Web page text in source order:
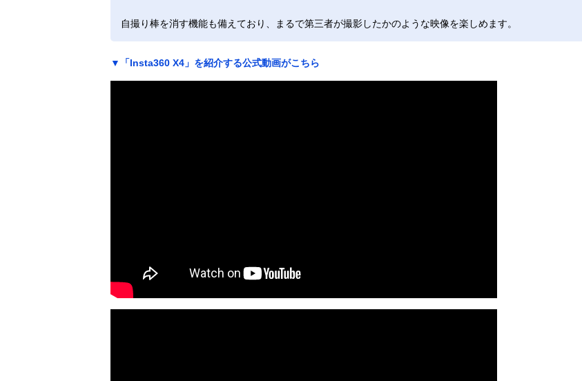
自撮り棒を消す機能も備えており、まるで第三者が撮影したかのような映像を楽しめます。
▼「Insta360 X4」を紹介する公式動画がこちら